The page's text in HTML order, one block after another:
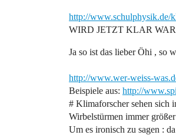
http://www.schulphysik.de/
WIRD JETZT KLAR
Ja so ist das lieber Öhi , so
http://www.wer-weiss-
Beispiele aus: http://
# Klimaforscher sehen sich
Wirbelstürmen immer
Um es ironisch zu sagen :